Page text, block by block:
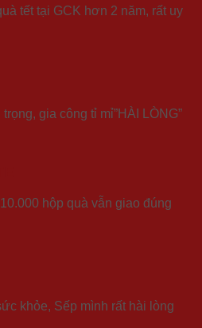
tết tại GCK hơn 2 năm, rất uy
gia công tỉ mỉ”HÀI LÒNG”
hộp quà vẫn giao đúng
khỏe, Sếp mình rất hài lòng